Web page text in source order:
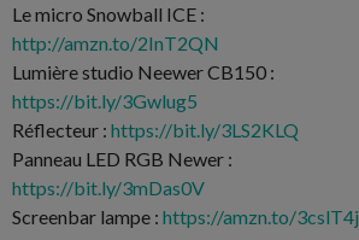
Le micro Snowball ICE :
http://amzn.to/2InT2QN
Lumière studio Neewer CB150 :
https://bit.ly/3Gwlug5
Réflecteur : https://bit.ly/3LS2KLQ
Panneau LED RGB Newer :
https://bit.ly/3mDas0V
Screenbar lampe : https://amzn.to/3cslT4j